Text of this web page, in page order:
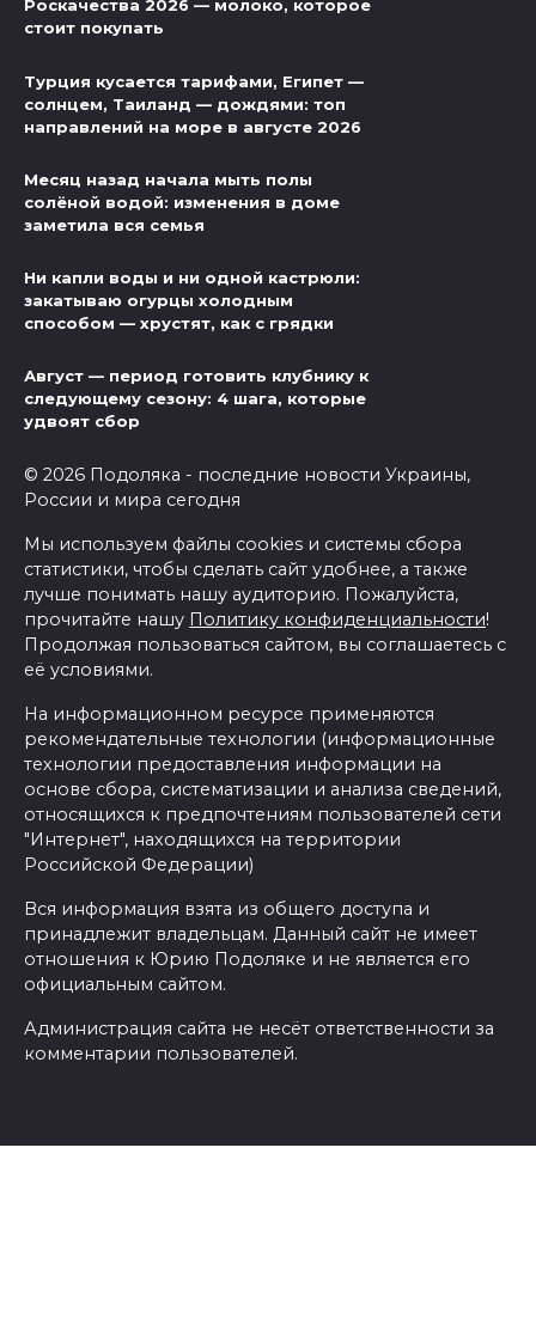
Роскачества 2026 — молоко, которое
стоит покупать
Турция кусается тарифами, Египет —
солнцем, Таиланд — дождями: топ
направлений на море в августе 2026
Месяц назад начала мыть полы
солёной водой: изменения в доме
заметила вся семья
Ни капли воды и ни одной кастрюли:
закатываю огурцы холодным
способом — хрустят, как с грядки
Август — период готовить клубнику к
следующему сезону: 4 шага, которые
удвоят сбор
© 2026 Подоляка - последние новости Украины,
России и мира сегодня
Мы используем файлы cookies и системы сбора
статистики, чтобы сделать сайт удобнее, а также
лучше понимать нашу аудиторию. Пожалуйста,
прочитайте нашу Политику конфиденциальности!
Продолжая пользоваться сайтом, вы соглашаетесь с
её условиями.
На информационном ресурсе применяются
рекомендательные технологии (информационные
технологии предоставления информации на
основе сбора, систематизации и анализа сведений,
относящихся к предпочтениям пользователей сети
"Интернет", находящихся на территории
Российской Федерации)
Вся информация взята из общего доступа и
принадлежит владельцам. Данный сайт не имеет
отношения к Юрию Подоляке и не является его
официальным сайтом.
Администрация сайта не несёт ответственности за
комментарии пользователей.